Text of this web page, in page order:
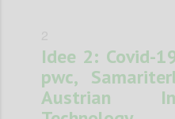
Idee 2: Covid-
pwc,
Austrian